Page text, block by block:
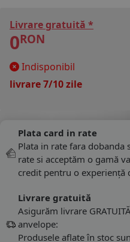
Livrare gratuită *
0RON
Indisponibil
livrare 7/10 zile
Plata card in rate
Plata in rate fara dobanda
rate si acceptăm o gamă
credit pentru o experiență
Livrare gratuită
Asigurăm livrare
anvelope:
Produsele aflate în stoc